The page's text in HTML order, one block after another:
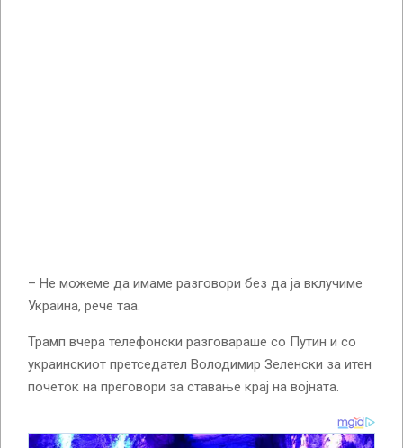
– Не можеме да имаме разговори без да ја вклучиме
Украина, рече таа.
Трамп вчера телефонски разговараше со Путин и со
украинскиот претседател Володимир Зеленски за итен
почеток на преговори за ставање крај на војната.